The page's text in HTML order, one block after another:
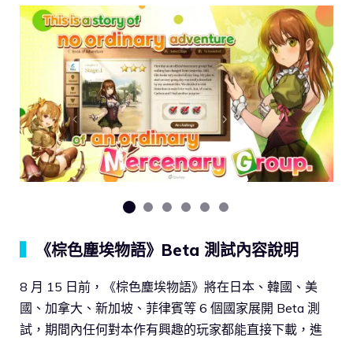
《棕色塵埃物語》Beta 測試內容說明
8 月 15 日前，《棕色塵埃物語》將在日本、韓國、美
國、加拿大、新加坡、菲律賓等 6 個國家展開 Beta 測
試，期間內任何對本作有興趣的玩家都能直接下載，進